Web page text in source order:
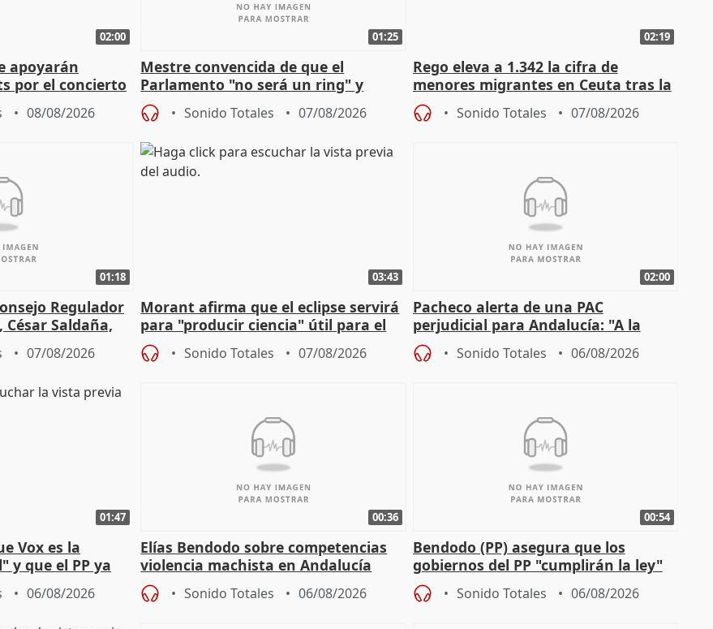
02:00
apoyarán
por el concierto
08/08/2026
01:25
Mestre convencida de que el
Parlamento "no será un ring" y
defiende "estabilidad" del pacto con
Vox
Sonido Totales 07/08/2026
02:19
Rego eleva a 1.342 la cifra de
menores migrantes en Ceuta tras la
entrada masiva
Sonido Totales 07/08/2026
01:18
Regulador
César Saldaña,
07/08/2026
03:43
Morant afirma que el eclipse servirá
para "producir ciencia" útil para el
resto del mundo
Sonido Totales 07/08/2026
02:00
Pacheco alerta de una PAC
perjudicial para Andalucía: "A la
agricultura hay que protegerla"
Sonido Totales 06/08/2026
01:47
Vox es la
y que el PP ya
06/08/2026
00:36
Elías Bendodo sobre competencias
violencia machista en Andalucía
Sonido Totales 06/08/2026
00:54
Bendodo (PP) asegura que los
gobiernos del PP "cumplirán la ley"
sobre los menores migrantes
Sonido Totales 06/08/2026